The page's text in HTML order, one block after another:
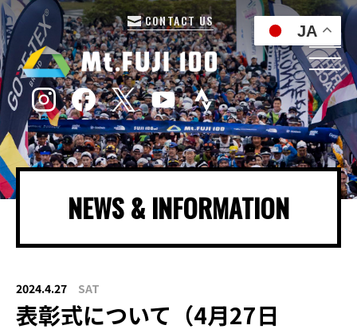
CONTACT US
NEWS & INFORMATION
2024.4.27 SAT
表彰式について（4月27日
JA